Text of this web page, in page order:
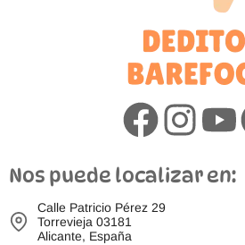
Nos puede localizar en:
Calle Patricio Pérez 29
Torrevieja 03181
Alicante, España